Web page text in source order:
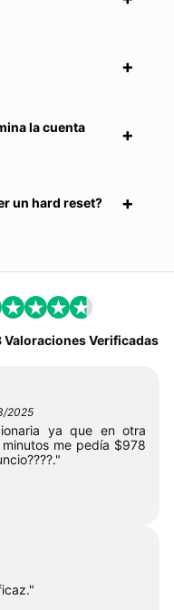
la cuenta
un hard reset?
Valoraciones Verificadas
2025
ya que en otra
me pedía $978